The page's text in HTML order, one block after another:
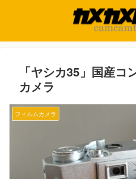
「ヤシカ35」国産コ
カメラ
フィルムカメラ